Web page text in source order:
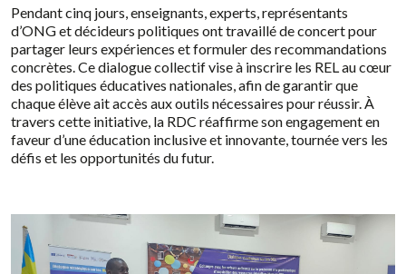
Pendant cinq jours, enseignants, experts, représentants
d’ONG et décideurs politiques ont travaillé de concert pour
partager leurs expériences et formuler des recommandations
concrètes. Ce dialogue collectif vise à inscrire les REL au cœur
des politiques éducatives nationales, afin de garantir que
chaque élève ait accès aux outils nécessaires pour réussir. À
travers cette initiative, la RDC réaffirme son engagement en
faveur d’une éducation inclusive et innovante, tournée vers les
défis et les opportunités du futur.